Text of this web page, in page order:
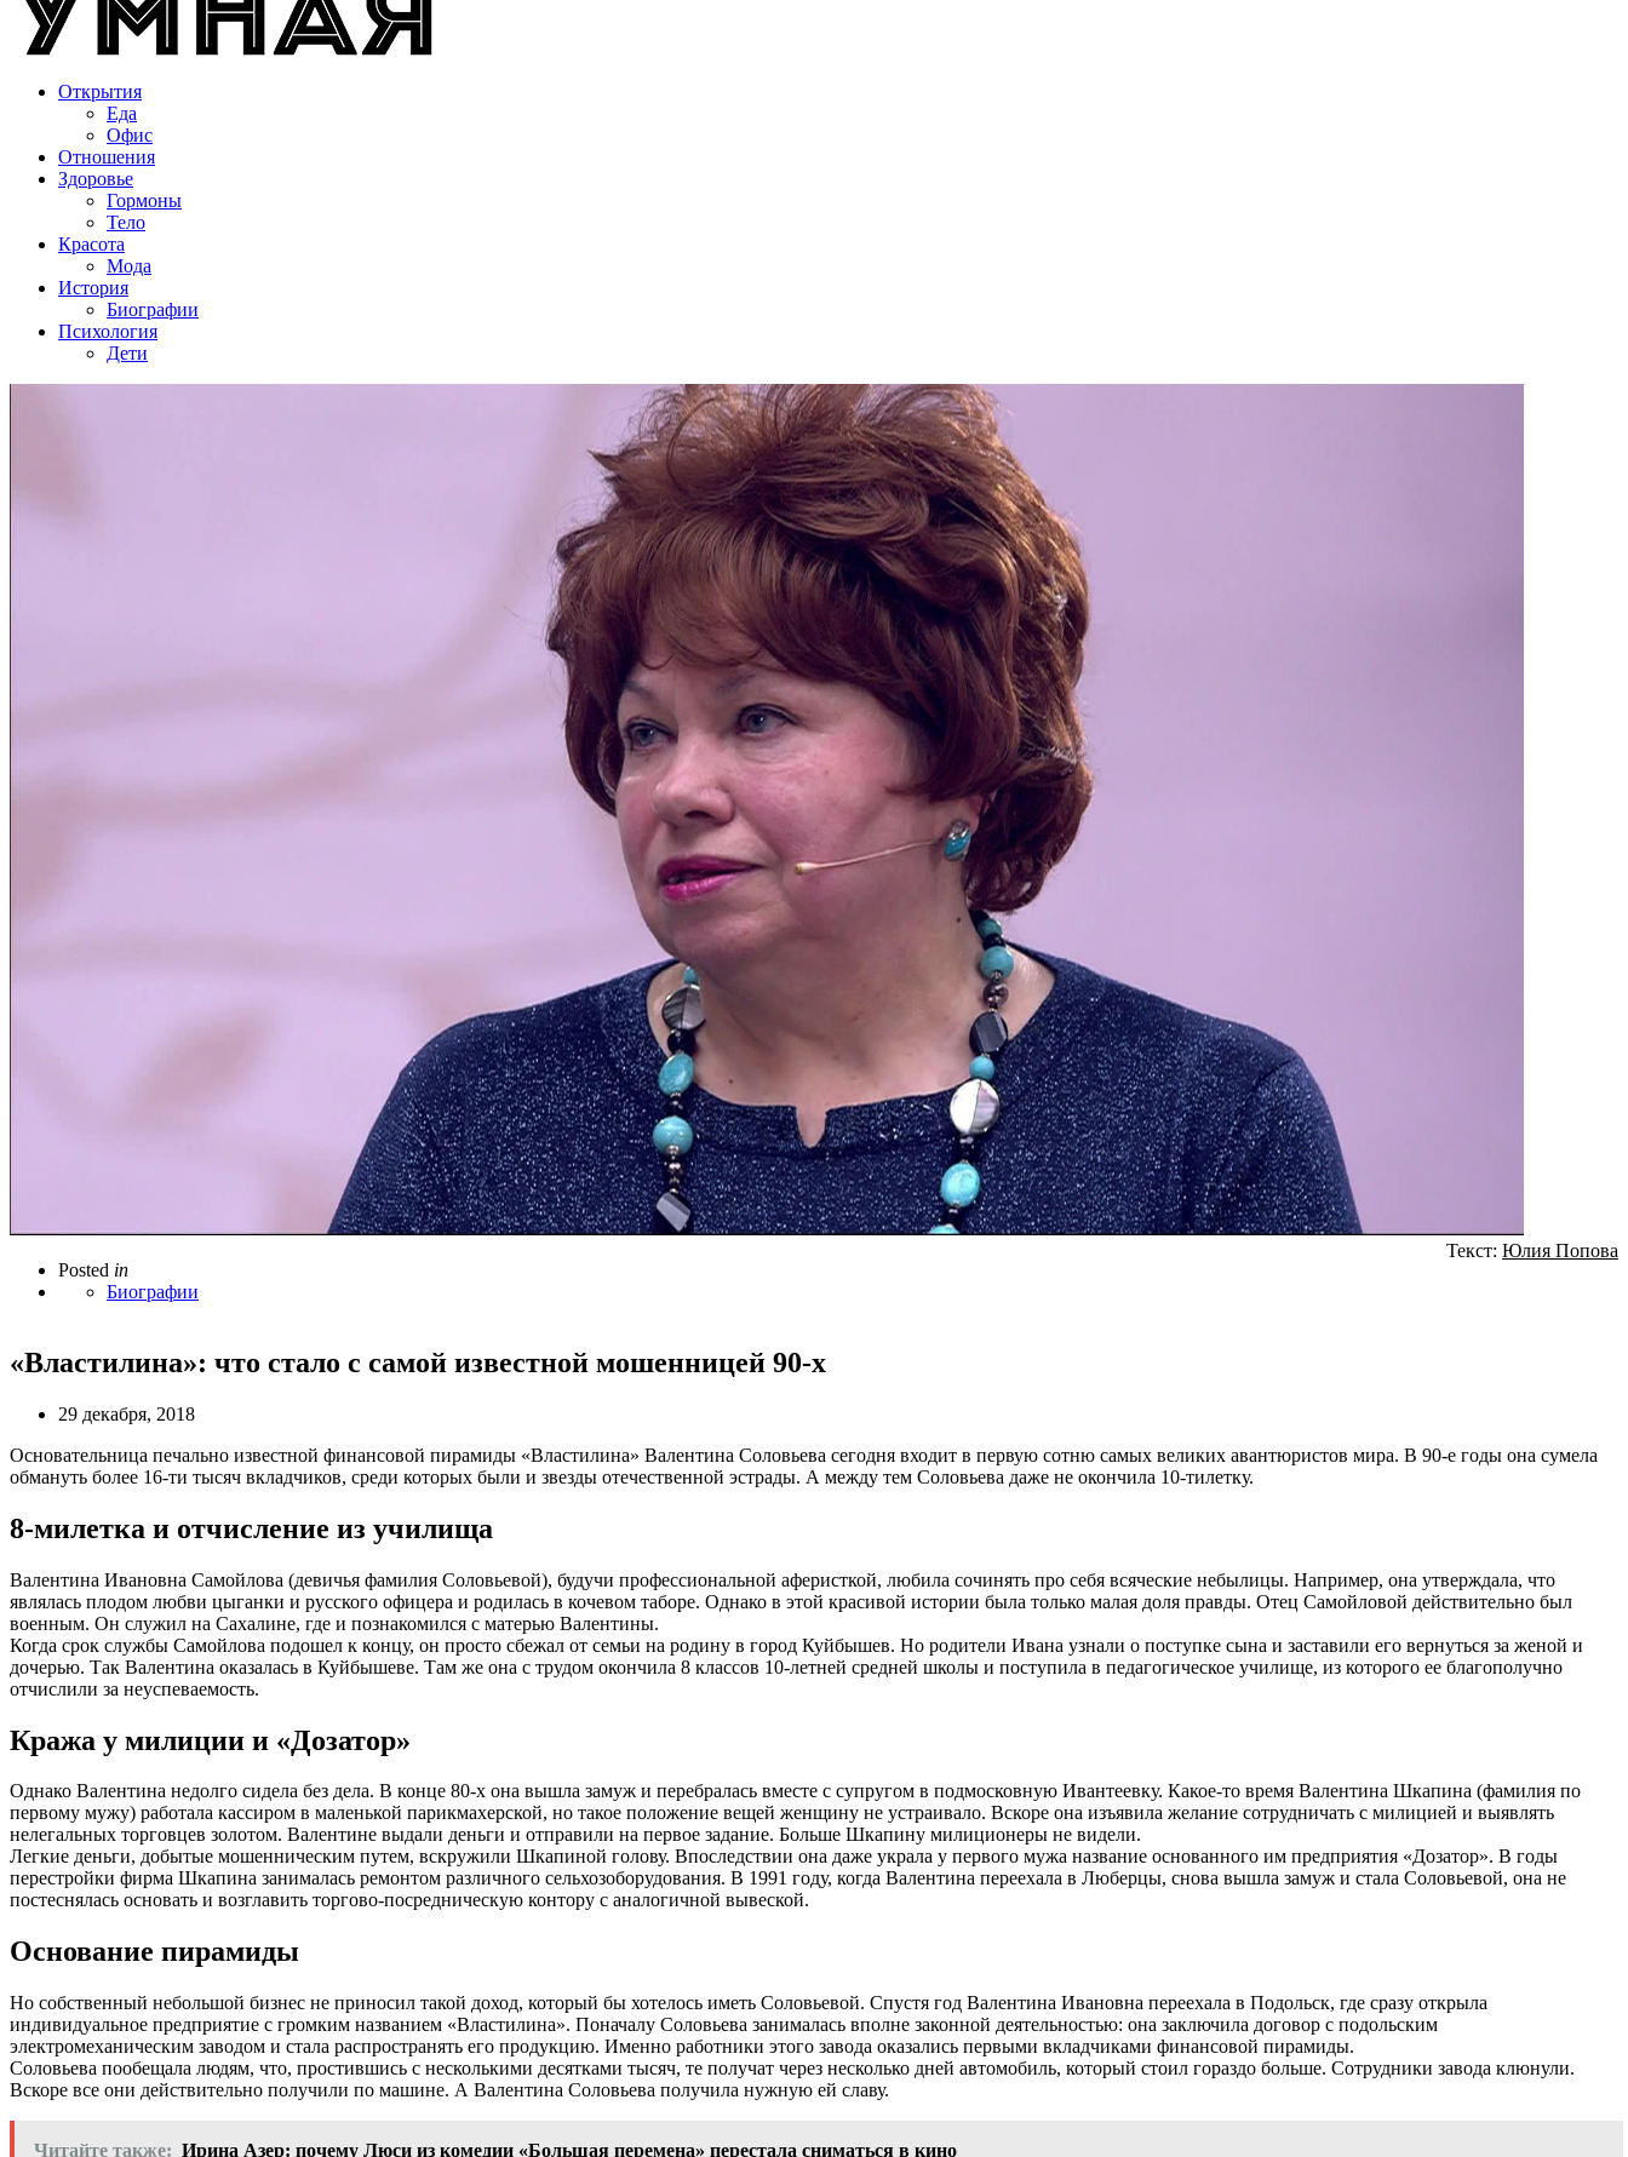
Открытия
Еда
Офис
Отношения
Здоровье
Гормоны
Тело
Красота
Мода
История
Биографии
Психология
Дети
Posted in
Биографии
Текст: Юлия Попова
«Властилина»: что стало с самой известной мошенницей 90-х
29 декабря, 2018
Основательница печально известной финансовой пирамиды «Властилина» Валентина Соловьева сегодня входит в первую сотню самых великих авантюристов мира. В 90-е годы она сумела
обмануть более 16-ти тысяч вкладчиков, среди которых были и звезды отечественной эстрады. А между тем Соловьева даже не окончила 10-тилетку.
8-милетка и отчисление из училища
Валентина Ивановна Самойлова (девичья фамилия Соловьевой), будучи профессиональной аферисткой, любила сочинять про себя всяческие небылицы. Например, она утверждала, что
являлась плодом любви цыганки и русского офицера и родилась в кочевом таборе. Однако в этой красивой истории была только малая доля правды. Отец Самойловой действительно был
военным. Он служил на Сахалине, где и познакомился с матерью Валентины.
Когда срок службы Самойлова подошел к концу, он просто сбежал от семьи на родину в город Куйбышев. Но родители Ивана узнали о поступке сына и заставили его вернуться за женой и
дочерью. Так Валентина оказалась в Куйбышеве. Там же она с трудом окончила 8 классов 10-летней средней школы и поступила в педагогическое училище, из которого ее благополучно
отчислили за неуспеваемость.
Кража у милиции и «Дозатор»
Однако Валентина недолго сидела без дела. В конце 80-х она вышла замуж и перебралась вместе с супругом в подмосковную Ивантеевку. Какое-то время Валентина Шкапина (фамилия по
первому мужу) работала кассиром в маленькой парикмахерской, но такое положение вещей женщину не устраивало. Вскоре она изъявила желание сотрудничать с милицией и выявлять
нелегальных торговцев золотом. Валентине выдали деньги и отправили на первое задание. Больше Шкапину милиционеры не видели.
Легкие деньги, добытые мошенническим путем, вскружили Шкапиной голову. Впоследствии она даже украла у первого мужа название основанного им предприятия «Дозатор». В годы
перестройки фирма Шкапина занималась ремонтом различного сельхозоборудования. В 1991 году, когда Валентина переехала в Люберцы, снова вышла замуж и стала Соловьевой, она не
постеснялась основать и возглавить торгово-посредническую контору с аналогичной вывеской.
Основание пирамиды
Но собственный небольшой бизнес не приносил такой доход, который бы хотелось иметь Соловьевой. Спустя год Валентина Ивановна переехала в Подольск, где сразу открыла
индивидуальное предприятие с громким названием «Властилина». Поначалу Соловьева занималась вполне законной деятельностью: она заключила договор с подольским
электромеханическим заводом и стала распространять его продукцию. Именно работники этого завода оказались первыми вкладчиками финансовой пирамиды.
Соловьева пообещала людям, что, простившись с несколькими десятками тысяч, те получат через несколько дней автомобиль, который стоил гораздо больше. Сотрудники завода клюнули.
Вскоре все они действительно получили по машине. А Валентина Соловьева получила нужную ей славу.
Читайте также: Ирина Азер: почему Люси из комедии «Большая перемена» перестала сниматься в кино